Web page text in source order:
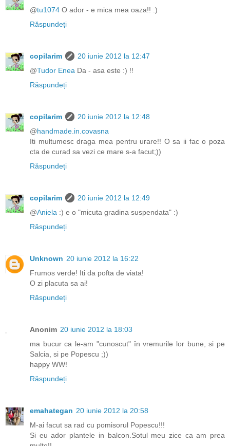
@tu1074 O ador - e mica mea oaza!! :)
Răspundeți
copilarim
20 iunie 2012 la 12:47
@Tudor Enea Da - asa este :) !!
Răspundeți
copilarim
20 iunie 2012 la 12:48
@handmade.in.covasna
Iti multumesc draga mea pentru urare!! O sa ii fac o poza
cta de curad sa vezi ce mare s-a facut;))
Răspundeți
copilarim
20 iunie 2012 la 12:49
@Aniela :) e o "micuta gradina suspendata" :)
Răspundeți
Unknown 20 iunie 2012 la 16:22
Frumos verde! Iti da pofta de viata!
O zi placuta sa ai!
Răspundeți
Anonim 20 iunie 2012 la 18:03
ma bucur ca le-am "cunoscut" în vremurile lor bune, si pe
Salcia, si pe Popescu ;))
happy WW!
Răspundeți
emahategan 20 iunie 2012 la 20:58
M-ai facut sa rad cu pomisorul Popescu!!!
Si eu ador plantele in balcon.Sotul meu zice ca am prea